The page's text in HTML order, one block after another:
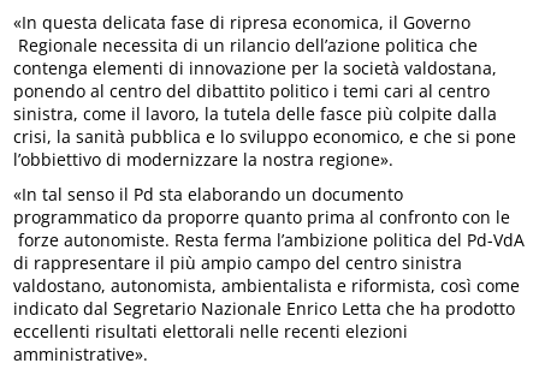
«In questa delicata fase di ripresa economica, il Governo
Regionale necessita di un rilancio dell’azione politica che
contenga elementi di innovazione per la società valdostana,
ponendo al centro del dibattito politico i temi cari al centro
sinistra, come il lavoro, la tutela delle fasce più colpite dalla
crisi, la sanità pubblica e lo sviluppo economico, e che si pone
l’obbiettivo di modernizzare la nostra regione».
«In tal senso il Pd sta elaborando un documento
programmatico da proporre quanto prima al confronto con le
forze autonomiste. Resta ferma l’ambizione politica del Pd-VdA
di rappresentare il più ampio campo del centro sinistra
valdostano, autonomista, ambientalista e riformista, così come
indicato dal Segretario Nazionale Enrico Letta che ha prodotto
eccellenti risultati elettorali nelle recenti elezioni
amministrative».